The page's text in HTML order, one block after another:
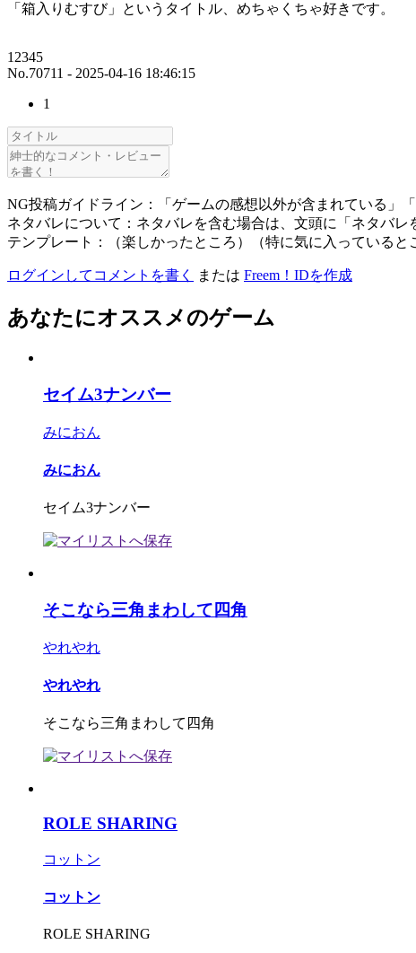
「箱入りむすび」というタイトル、めちゃくちゃ好きです。
12345
No.70711 - 2025-04-16 18:46:15
1
NG投稿ガイドライン：「ゲームの感想以外が含まれている」
ネタバレについて：ネタバレを含む場合は、文頭に「ネタバレ
テンプレート：（楽しかったところ）（特に気に入っていると
ログインしてコメントを書く または Freem！IDを作成
あなたにオススメのゲーム
セイム3ナンバー
みにおん
みにおん
セイム3ナンバー
そこなら三角まわして四角
やれやれ
やれやれ
そこなら三角まわして四角
ROLE SHARING
コットン
コットン
ROLE SHARING